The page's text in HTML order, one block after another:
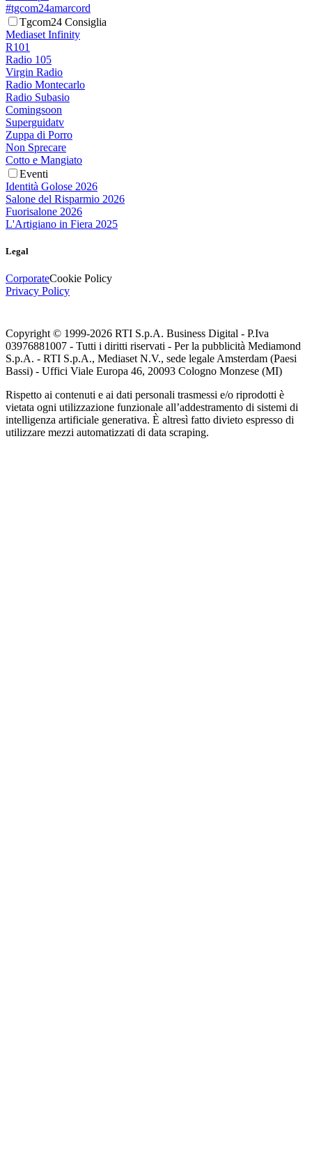
#tgcom24amarcord
Tgcom24 Consiglia
Mediaset Infinity
R101
Radio 105
Virgin Radio
Radio Montecarlo
Radio Subasio
Comingsoon
Superguidatv
Zuppa di Porro
Non Sprecare
Cotto e Mangiato
Eventi
Identità Golose 2026
Salone del Risparmio 2026
Fuorisalone 2026
L'Artigiano in Fiera 2025
Legal
CorporateCookie Policy
Privacy Policy
Copyright © 1999-2026 RTI S.p.A. Business Digital - P.Iva
03976881007 - Tutti i diritti riservati - Per la pubblicità Mediamond
S.p.A. - RTI S.p.A., Mediaset N.V., sede legale Amsterdam (Paesi
Bassi) - Uffici Viale Europa 46, 20093 Cologno Monzese (MI)
Rispetto ai contenuti e ai dati personali trasmessi e/o riprodotti è
vietata ogni utilizzazione funzionale all’addestramento di sistemi di
intelligenza artificiale generativa. È altresì fatto divieto espresso di
utilizzare mezzi automatizzati di data scraping.